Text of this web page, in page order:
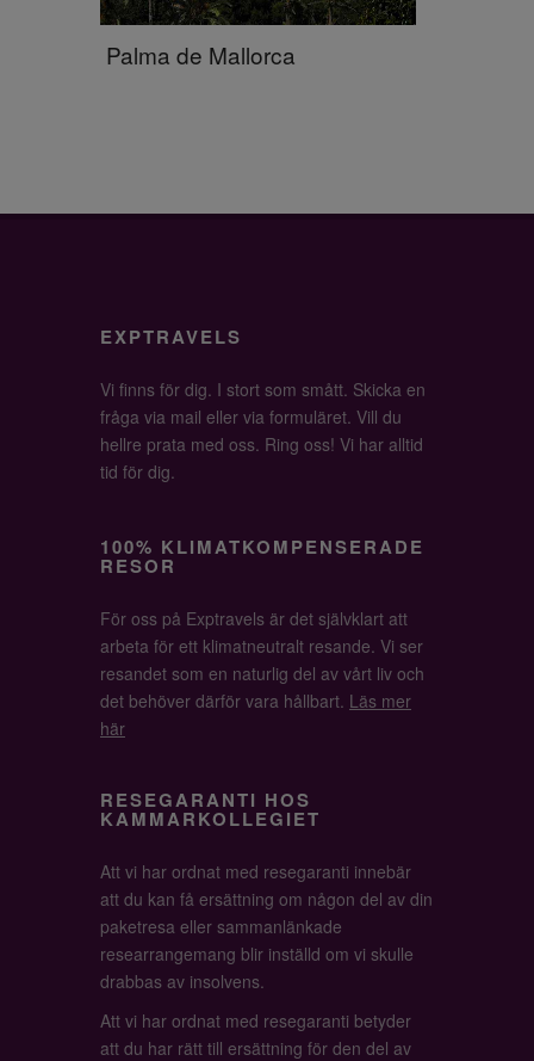
Palma de Mallorca
EXPTRAVELS
Vi finns för dig. I stort som smått. Skicka en
fråga via mail eller via formuläret. Vill du
hellre prata med oss. Ring oss! Vi har alltid
tid för dig.
100% KLIMATKOMPENSERADE
RESOR
För oss på Exptravels är det självklart att
arbeta för ett klimatneutralt resande. Vi ser
resandet som en naturlig del av vårt liv och
det behöver därför vara hållbart. Läs mer
här
RESEGARANTI HOS
KAMMARKOLLEGIET
Att vi har ordnat med resegaranti innebär
att du kan få ersättning om någon del av din
paketresa eller sammanlänkade
researrangemang blir inställd om vi skulle
drabbas av insolvens.
Att vi har ordnat med resegaranti betyder
att du har rätt till ersättning för den del av